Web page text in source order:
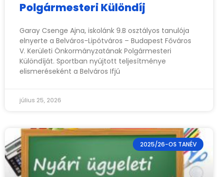
Polgármesteri Különdíj
Garay Csenge Ajna, iskolánk 9.B osztályos tanulója
elnyerte a Belváros-Lipótváros – Budapest Főváros
V. Kerületi Önkormányzatának Polgármesteri
Különdíját. Sportban nyújtott teljesítménye
elismeréseként a Belváros Ifjú
július 25, 2026
2025/26-OS TANÉV